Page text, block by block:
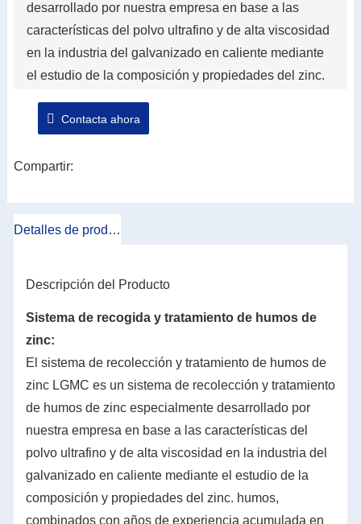
desarrollado por nuestra empresa en base a las
características del polvo ultrafino y de alta viscosidad
en la industria del galvanizado en caliente mediante
el estudio de la composición y propiedades del zinc.
acumulada en la actual industria del galvanizado en
automatización, el funcionamiento del equipo es más
recolección de humo de zinc, un sistema de
un sistema de control automático.
Contacta ahora
Compartir:
Detalles de producto
Descripción del Producto
Sistema de recogida y tratamiento de humos de
zinc:
El sistema de recolección y tratamiento de humos de
zinc LGMC es un sistema de recolección y tratamiento
de humos de zinc especialmente desarrollado por
nuestra empresa en base a las características del
polvo ultrafino y de alta viscosidad en la industria del
galvanizado en caliente mediante el estudio de la
composición y propiedades del zinc. humos,
combinados con años de experiencia acumulada en